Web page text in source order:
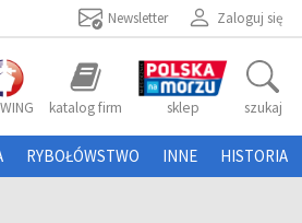
Zaloguj się
Newsletter
katalog firm sklep szukaj
RYBOŁÓWSTWO INNE HISTORIA